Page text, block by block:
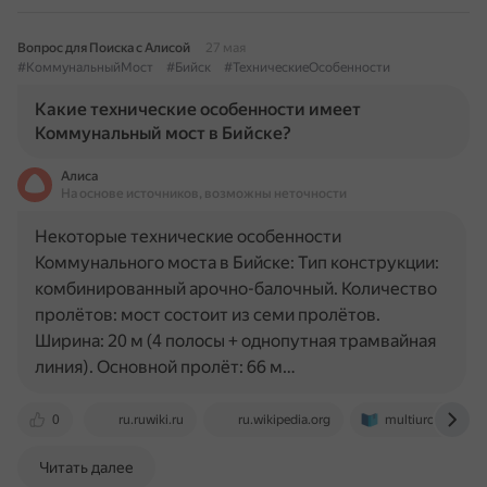
Вопрос для Поиска с Алисой
27 мая
#КоммунальныйМост
#Бийск #ТехническиеОсобенности
Какие технические особенности имеет
Коммунальный мост в Бийске?
Алиса
На основе источников, возможны неточности
0 ru.ruwiki.ru ru.wikipedia.org multiurok.ru
Некоторые технические особенности
Коммунального моста в Бийске: Тип конструкции:
комбинированный арочно-балочный. Количество
пролётов: мост состоит из семи пролётов.
Ширина: 20 м (4 полосы + однопутная трамвайная
линия). Основной пролёт: 66 м…
Читать далее